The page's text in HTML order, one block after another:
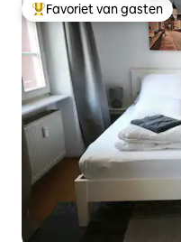
Topfavoriet van gasten
Favoriet van gasten